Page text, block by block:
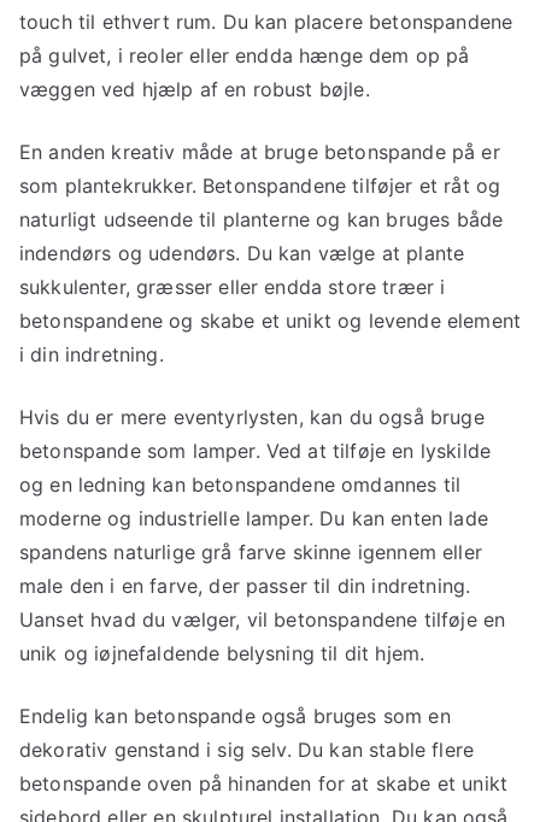
touch til ethvert rum. Du kan placere betonspandene
på gulvet, i reoler eller endda hænge dem op på
væggen ved hjælp af en robust bøjle.
En anden kreativ måde at bruge betonspande på er
som plantekrukker. Betonspandene tilføjer et råt og
naturligt udseende til planterne og kan bruges både
indendørs og udendørs. Du kan vælge at plante
sukkulenter, græsser eller endda store træer i
betonspandene og skabe et unikt og levende element
i din indretning.
Hvis du er mere eventyrlysten, kan du også bruge
betonspande som lamper. Ved at tilføje en lyskilde
og en ledning kan betonspandene omdannes til
moderne og industrielle lamper. Du kan enten lade
spandens naturlige grå farve skinne igennem eller
male den i en farve, der passer til din indretning.
Uanset hvad du vælger, vil betonspandene tilføje en
unik og iøjnefaldende belysning til dit hjem.
Endelig kan betonspande også bruges som en
dekorativ genstand i sig selv. Du kan stable flere
betonspande oven på hinanden for at skabe et unikt